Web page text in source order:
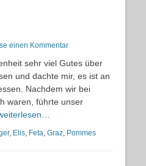
einen Kommentar
sehr viel Gutes über
und dachte mir, es ist an
Nachdem wir bei
waren, führte unser
, Elis, Feta, Graz, Pommes